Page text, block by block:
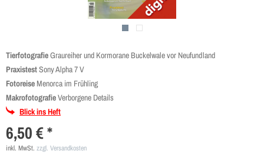
TierfotografieGraureiher und Kormorane Buckelwale vor Neufundland
PraxistestSony Alpha 7 V
Fotoreise Menorca im Frühling
MakrofotografieVerborgene Details
Blick ins Heft
6,50 € *
inkl. MwSt. zzgl. Versandkosten